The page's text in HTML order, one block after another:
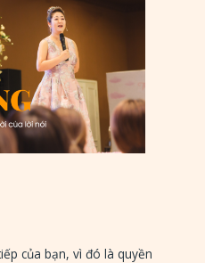
của bạn, vì đó là quyền